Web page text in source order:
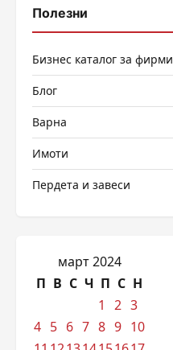
Полезни
Бизнес каталог за фирми
Блог
Варна
Имоти
Пердета и завеси
март 2024
П В С Ч П С Н
1
2 3
4 5 6 7 8 9 10